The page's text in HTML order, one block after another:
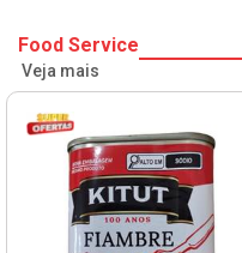
Food Service
Veja mais